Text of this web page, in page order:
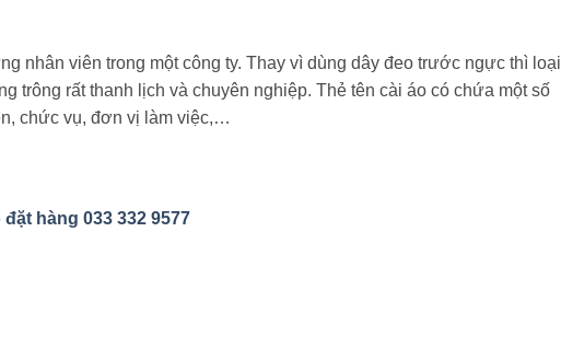
nhân viên trong một công ty. Thay vì dùng dây đeo trước ngực thì loại
trông rất thanh lịch và chuyên nghiệp. Thẻ tên cài áo có chứa một số
chức vụ, đơn vị làm việc,…
đặt hàng 033 332 9577